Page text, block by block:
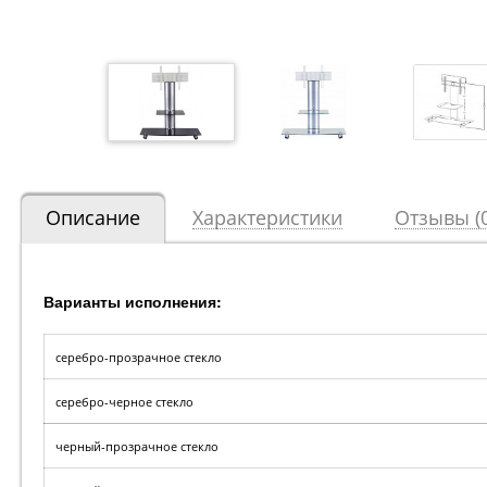
Описание Характеристики Отзывы
Варианты исполнения:
серебро-прозрачное стекло
серебро-черное стекло
черный-прозрачное стекло